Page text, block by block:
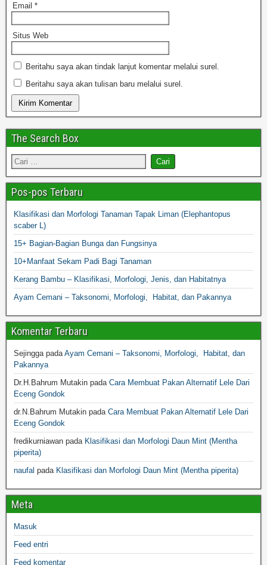
Email *
Situs Web
Beritahu saya akan tindak lanjut komentar melalui surel.
Beritahu saya akan tulisan baru melalui surel.
The Search Box
Pos-pos Terbaru
Klasifikasi dan Morfologi Tanaman Tapak Liman (Elephantopus
scaber L)
15+ Bagian-Bagian Bunga dan Fungsinya
10+Manfaat Sekam Padi Bagi Tanaman
Kerang Bambu – Klasifikasi, Morfologi, Jenis, dan Habitatnya
Ayam Cemani – Taksonomi, Morfologi, Habitat, dan Pakannya
Komentar Terbaru
Sejingga pada Ayam Cemani – Taksonomi, Morfologi, Habitat, dan
Pakannya
Dr.H.Bahrum Mutakin pada Cara Membuat Pakan Alternatif Lele Dari
Eceng Gondok
dr.N.Bahrum Mutakin pada Cara Membuat Pakan Alternatif Lele Dari
Eceng Gondok
fredikurniawan pada Klasifikasi dan Morfologi Daun Mint (Mentha
piperita)
naufal pada Klasifikasi dan Morfologi Daun Mint (Mentha piperita)
Meta
Masuk
Feed entri
Feed komentar